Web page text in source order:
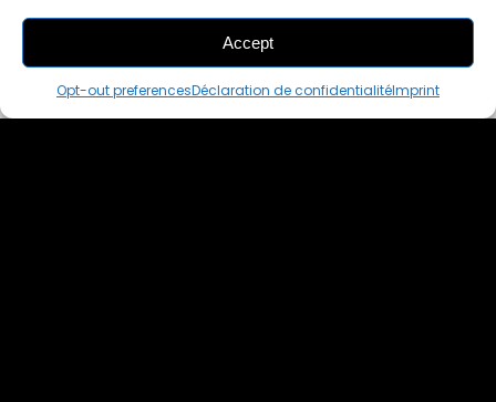
Accept
Opt-out preferencesDéclaration de confidentialitéImprint
THIS PAIR IS
ALREADY SOLD OUT